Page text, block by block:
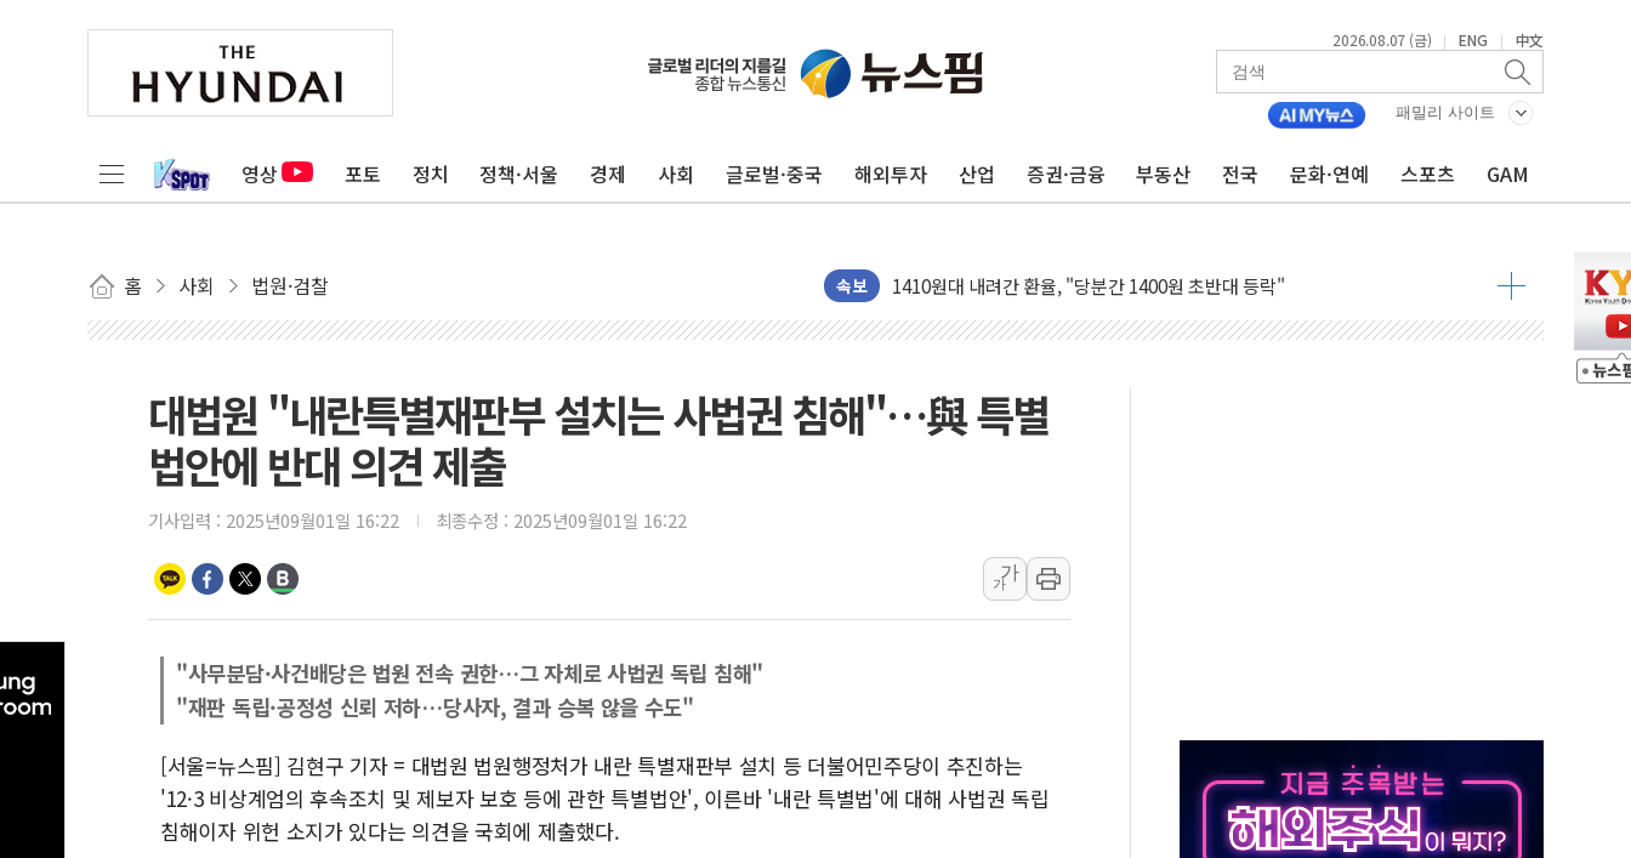
2026.08.07 (금) | ENG | 中文
패밀리 사이트
영상 포토 정치 정책·서울 경제 사회 글로벌·중국 해외투자 산업 증권·금융 부동산 전국 문화·연예 스포츠 GAM
홈 사회 법원·검찰 속보
우유자조금, 노인복지관 찾아 어르신 우유 지원 점검
4자 연합 균열에 분쟁 재점화 조짐…한미 지배구조 다시 요동
금호석유화학, 2분기 영업익 4배 '껑충'…전부문 약진
CJ올리브영 흔드는 '신흥 강자' 다이소·시코르…뷰티 유통 지각변동 본격화
비츠로넥스텍, 한화에어로스페이스와 '누리호 5기분 엔진 구성품' 수주
1410원대 내려간 환율, "당분간 1400원 초반대 등락"
에쓰씨엔지니어링, 큐니티와 반도체 EPC 추가 수주
애드포러스, 30억원 규모 자사주 취득
롯데웰푸드, 2분기 영업익 88.5% 증가... 해외 자회사가 이끈 '더블 성장'
대법원 "내란특별재판부 설치는 사법권 침해"…與 특별
법안에 반대 의견 제출
기사입력 : 2025년09월01일 16:22 최종수정 : 2025년09월01일 16:22
가
가
"사무분담·사건배당은 법원 전속 권한…그 자체로 사법권 독립 침해"
"재판 독립·공정성 신뢰 저하…당사자, 결과 승복 않을 수도"
[서울=뉴스핌] 김현구 기자 = 대법원 법원행정처가 내란 특별재판부 설치 등 더불어민주당이 추진하는
'12·3 비상계엄의 후속조치 및 제보자 보호 등에 관한 특별법안', 이른바 '내란 특별법'에 대해 사법권 독립
침해이자 위헌 소지가 있다는 의견을 국회에 제출했다.